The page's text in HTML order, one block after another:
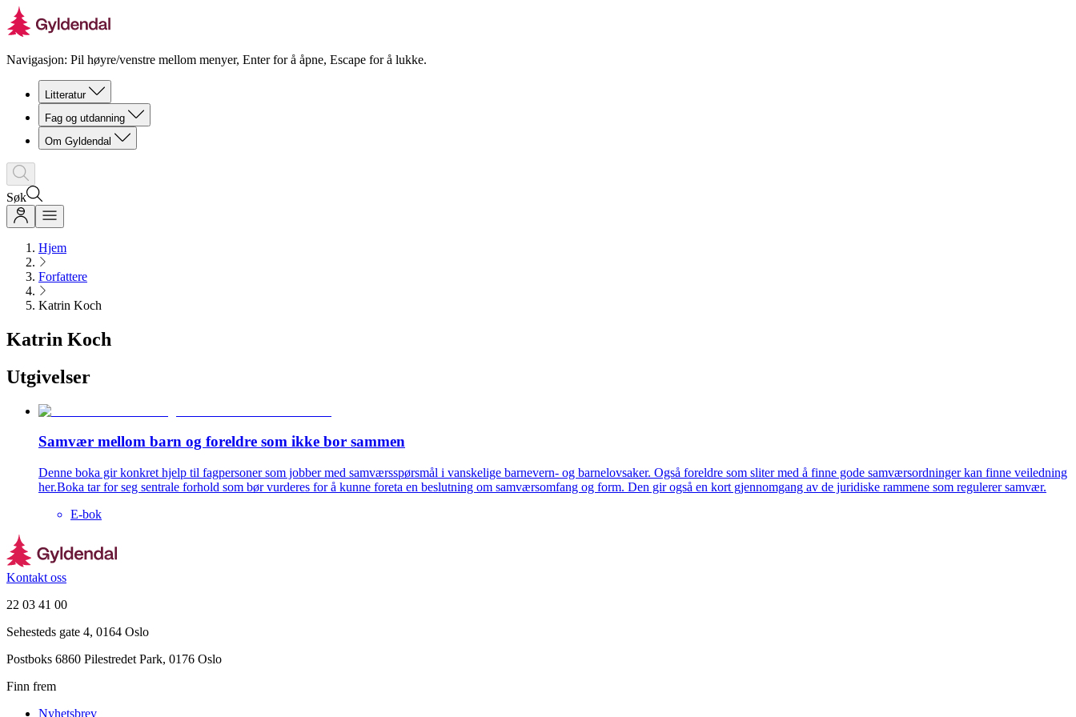
Navigasjon: Pil høyre/venstre mellom menyer, Enter for å åpne, Escape for å lukke.
Litteratur
Fag og utdanning
Om Gyldendal
Søk
Hjem
Forfattere
Katrin Koch
Katrin Koch
Utgivelser
Samvær mellom barn og foreldre som ikke bor sammen
Denne boka gir konkret hjelp til fagpersoner som jobber med samværsspørsmål i vanskelige barnevern- og barnelovsaker. Også foreldre som sliter med å finne gode samværsordninger kan finne veiledning
her.Boka tar for seg sentrale forhold som bør vurderes for å kunne foreta en beslutning om samværsomfang og form. Den gir også en kort gjennomgang av de juridiske rammene som regulerer samvær.
E-bok
Kontakt oss
22 03 41 00
Sehesteds gate 4, 0164 Oslo
Postboks 6860 Pilestredet Park, 0176 Oslo
Finn frem
Nyhetsbrev